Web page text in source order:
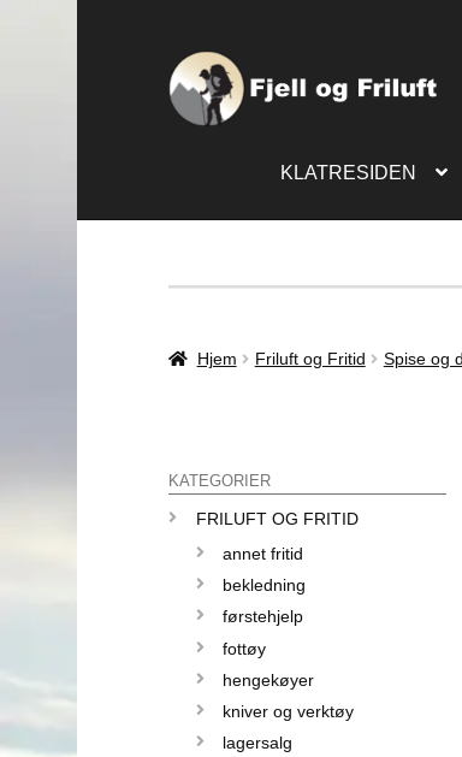
KLATRESIDEN
Hjem Friluft og Fritid Spise og
KATEGORIER
FRILUFT OG FRITID
annet fritid
bekledning
førstehjelp
fottøy
hengekøyer
kniver og verktøy
lagersalg